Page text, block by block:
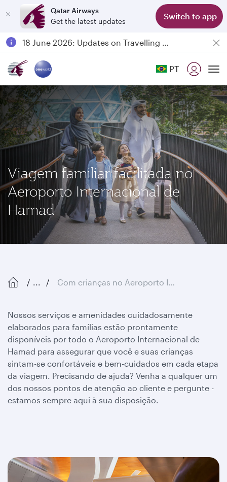
Qatar Airways
Get the latest updates
Switch to app
Passengers flying between Doha and Auckland on QR914 and QR915
18 June 2026: Updates on Travelling with Power Banks
PT
Viagem familiar facilitada no
Aeroporto Internacional de
Hamad
... Com crianças no Aeroporto Internacional de Hamad
Nossos serviços e amenidades cuidadosamente
elaborados para famílias estão prontamente
disponíveis por todo o Aeroporto Internacional de
Hamad para assegurar que você e suas crianças
sintam-se confortáveis e bem-cuidados em cada etapa
da viagem. Precisando de ajuda? Venha a qualquer um
dos nossos pontos de atenção ao cliente e pergunte -
estamos sempre aqui à sua disposição.